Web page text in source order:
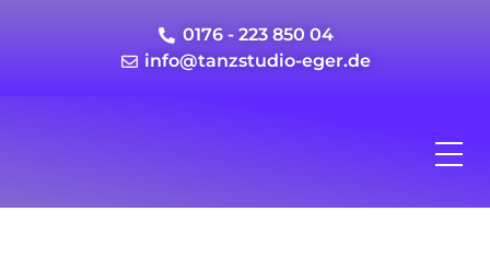
0176 - 223 850 04
info@tanzstudio-eger.de